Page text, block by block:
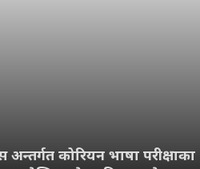
अन्तर्गत कोरियन भाषा परीक्षाका